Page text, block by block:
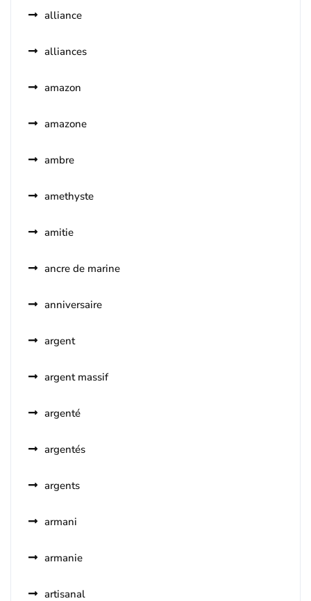
alliance
alliances
amazon
amazone
ambre
amethyste
amitie
ancre de marine
anniversaire
argent
argent massif
argenté
argentés
argents
armani
armanie
artisanal